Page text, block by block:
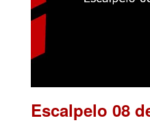
Escalpelo 08